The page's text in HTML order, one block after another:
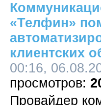
«Телфин»
клиентских
00:16,
Провайдер